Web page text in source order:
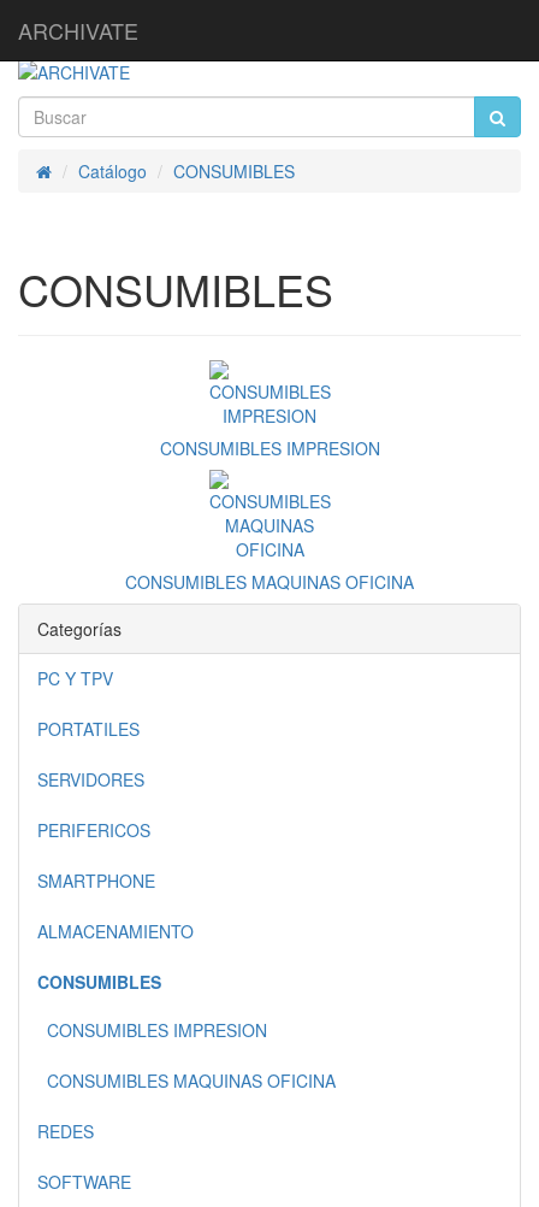
ARCHIVATE
InicioCatálogo CONSUMIBLES
CONSUMIBLES
CONSUMIBLES IMPRESION
CONSUMIBLES MAQUINAS OFICINA
Categorías
PC Y TPV
PORTATILES
SERVIDORES
PERIFERICOS
SMARTPHONE
ALMACENAMIENTO
CONSUMIBLES
CONSUMIBLES IMPRESION
CONSUMIBLES MAQUINAS OFICINA
REDES
SOFTWARE